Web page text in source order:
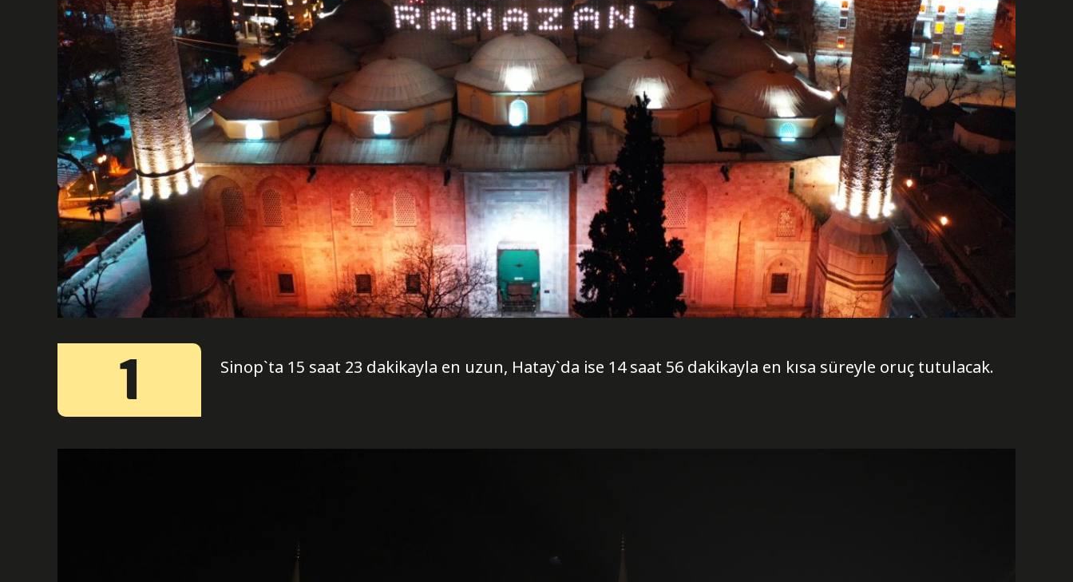
1 Sinop`ta 15 saat 23 dakikayla en uzun, Hatay`da ise 14 saat 56 dakikayla en kısa süreyle oruç tutulacak.